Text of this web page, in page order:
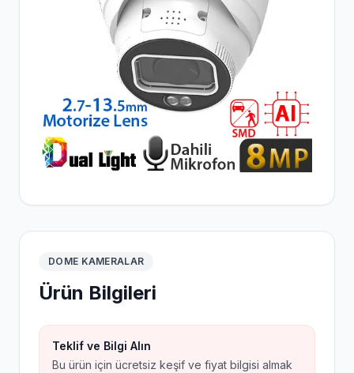
DOME KAMERALAR
Ürün Bilgileri
Teklif ve Bilgi Alın
Bu ürün için ücretsiz keşif ve fiyat bilgisi almak